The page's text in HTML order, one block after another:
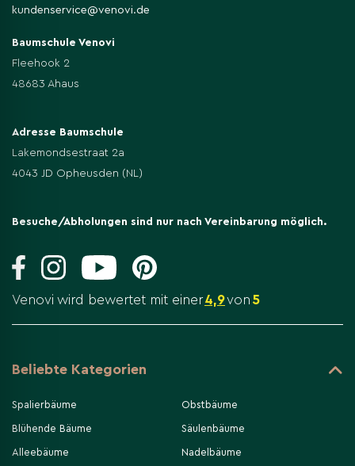
kundenservice@venovi.de
Baumschule Venovi
Fleehook 2
48683 Ahaus
Adresse Baumschule
Lakemondsestraat 2a
4043 JD Opheusden (NL)
Besuche/Abholungen sind nur nach Vereinbarung möglich.
Venovi wird bewertet mit einer4,9von 5
Beliebte Kategorien
Spalierbäume
Blühende Bäume
Alleebäume
Obstbäume
Säulenbäume
Nadelbäume